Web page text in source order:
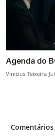
Agenda do
Vinicius Teixeira
Comentários